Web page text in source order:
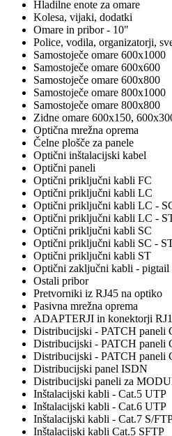
Hladilne enote za omare
Kolesa, vijaki, dodatki
Omare in pribor - 10"
Police, vodila, organizatorji,
Samostoječe omare 600x1000
Samostoječe omare 600x600
Samostoječe omare 600x800
Samostoječe omare 800x1000
Samostoječe omare 800x800
Zidne omare 600x150,
Optična mrežna oprema
Čelne plošče za panele
Optični inštalacijski kabel
Optični paneli
Optični priključni kabli FC
Optični priključni kabli LC
Optični priključni kabli LC -
Optični priključni kabli LC -
Optični priključni kabli SC
Optični priključni kabli SC -
Optični priključni kabli ST
Optični zaključni kabli - pigtail
Ostali pribor
Pretvorniki iz RJ45 na optiko
Pasivna mrežna oprema
ADAPTERJI in konektorji
Distribucijski - PATCH paneli
Distribucijski - PATCH paneli
Distribucijski - PATCH paneli
Distribucijski panel ISDN
Distribucijski paneli za
Inštalacijski kabli - Cat.5 UTP
Inštalacijski kabli - Cat.6 UTP
Inštalacijski kabli - Cat.7 S/
Inštalacijski kabli Cat.5 SFTP